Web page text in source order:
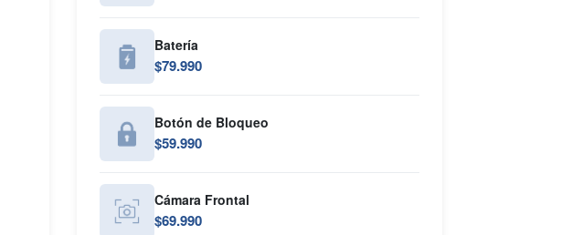
Batería
$79.990
Botón de Bloqueo
$59.990
Cámara Frontal
$69.990